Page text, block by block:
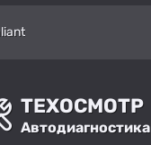
ТЕХОСМОТР
Автодиагностика